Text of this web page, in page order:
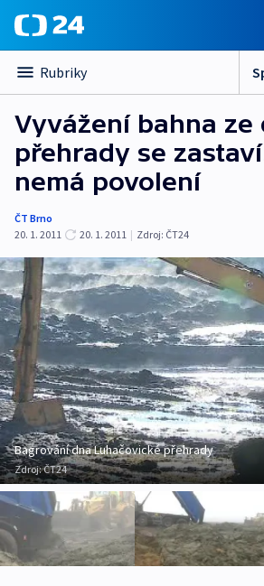
Rubriky
Vyvážení bahna ze
přehrady se
nemá povolení
ČT Brno
20. 1. 2011
20. 1. 2011 | Zdroj: ČT24
Bagrování dna Luhačovické přehrady
Zdroj:ČT24